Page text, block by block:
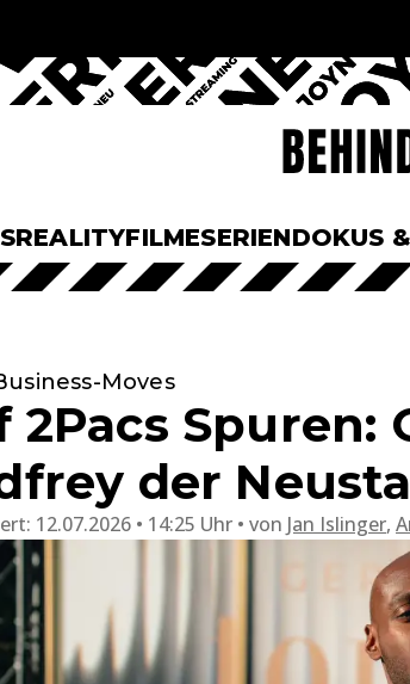
REALITYFILMESERIENDOKUS
Moves
2Pacs Spuren:
der
12.07.2026 • 14:25 Uhr von Jan Islinger,